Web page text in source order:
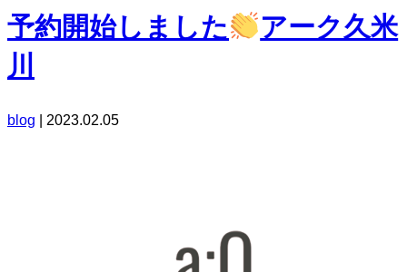
予約開始しました
アーク久米
川
blog 2023.02.05